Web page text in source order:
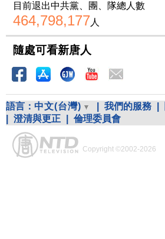
目前退出中共黨、團、隊總人數
464,798,177人
隨處可看新唐人
語言： 中文(台灣) 我們的服務
澄清與更正 倫理委員會
Copyright ©2002-2026